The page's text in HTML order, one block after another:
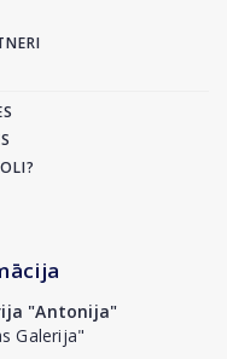
"Antonija"
Galerija"